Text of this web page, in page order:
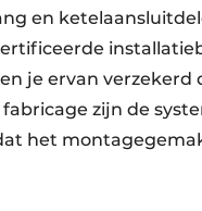
en
je ervan
zijn de
het